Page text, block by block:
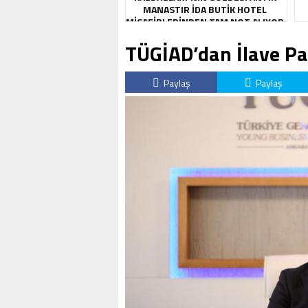
MANASTIR İDA BUTIK HOTEL
MISAFIRLERINDEN TAM NOT ALIYOR
TÜGİAD’dan İlave
Paylaş Paylaş